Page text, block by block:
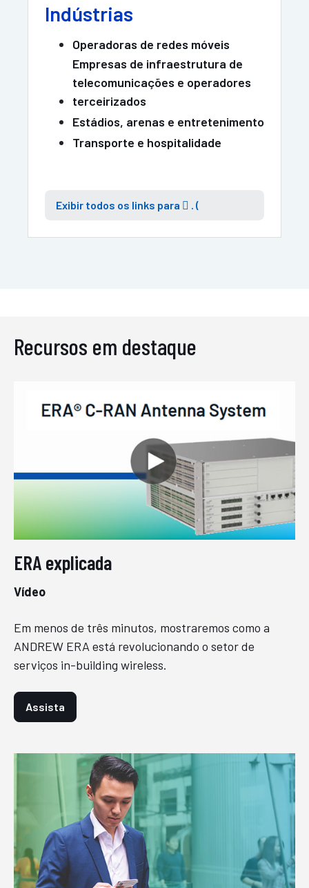
Indústrias
Operadoras de redes móveis
Empresas de infraestrutura de
telecomunicações e operadores
terceirizados
Estádios, arenas e entretenimento
Transporte e hospitalidade
Exibir todos os links para  . (
Recursos em destaque
ERA explicada
Vídeo
Em menos de três minutos, mostraremos como a
ANDREW ERA está revolucionando o setor de
serviços in-building wireless.
Assista